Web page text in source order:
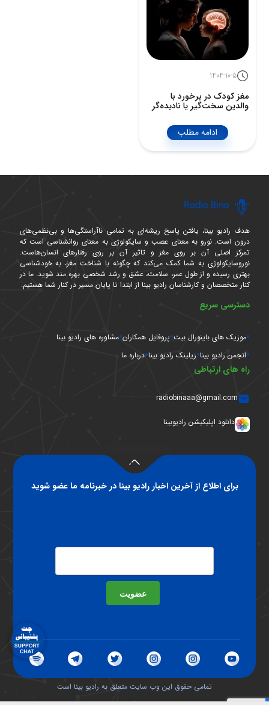
1404-10-5
مغز کودک در برخورد با
والدین سخت‌گیر یا نادیده‌گر
ادامه مطلب
هدف رادیو بینا، یافتن پاسخ ریشه‌ای به تمامی ناآراستگی‌ها و بی‌نظمی‌های
درون است. نورو به معنای عصب و سایکولوژی به معنای روانشناسی است که
تمرکز اصلی آن بر روی مغز و تاثیر آن بر روی رفتارهای انسان‌هاست.
نوروسایکولوژی به شما کمک می‌کند که چگونه با شناخت مغز، به خودشناسی
بهتری رسیده و از طول عمر، سلامت، عشق و رشد شخصی بهره مند شوید. ما در
کنار متخصصان و کارشناسان رادیو بینا از ابتدا تا پایان مسیر در کنار شما هستیم.
دسترسی سریع
موزیک های باینورال بیت پروفایل همکاران مشاوره های رادیو بینا
انجمن رادیو بینا زیلینک رادیو بینا درباره ما
راه های ارتباطی
radiobinaaa@gmail.com
دانلود اپلیکیشن رادیوبینا
برای اطلاع از آخرین اخبار رادیو بینا در خبرنامه ما عضو شوید
عضویت
تمامی حقوق این وب سایت متعلق به رادیو بینا است